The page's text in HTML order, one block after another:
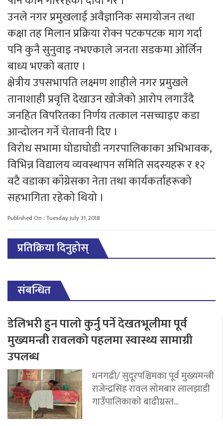
उनले नगर प्रमुखलाई अवैज्ञानिक समायोजन तथा
कक्षा तह मिलान प्रक्रिया रोक्न पटकपटक माग गर्दा
पनि कुनै सुनुवाइ नभएकाले जनता सडकमा ओर्लिन
बाध्य भएको बताए ।
क्षेत्रीय उपसभापति लक्ष्मण शाहीले नगर प्रमुखले
तानाशाही प्रवृत्ति देखाउन खोजेको आरोप लगाउँदै
जनहित विपरितका निर्णय तत्काल नसच्चाइए कडा
आन्दोलन गर्ने चेतावनी दिए ।
विरोध सभामा घोडाघोडी नगरपालिकाका अभिभावक,
विभिन्न विद्यालय व्यवस्थापन समिति सदस्यहरू र १२
वटै वडाका काँग्रेसका नेता तथा कार्यकर्ताहरूको
सहभागिता रहेको थियो ।
Published On : Tuesday July 31, 2018
प्रतिक्रिया दिनुहोस्
संबन्धित
डेलिभरी हुन पालो कुर्नु पर्ने देखतभूलीमा पूर्व
मुख्यमन्त्री रावलको पहलमा स्वास्थ्य सामाग्री
उपलब्ध
धनगढी/ सुदूरपश्चिमका पूर्व मुख्यमन्त्री
राजेन्द्रसिंह रावल सोमबार लालझाडी
गाउँपालिकाको बाढीग्रस्त...